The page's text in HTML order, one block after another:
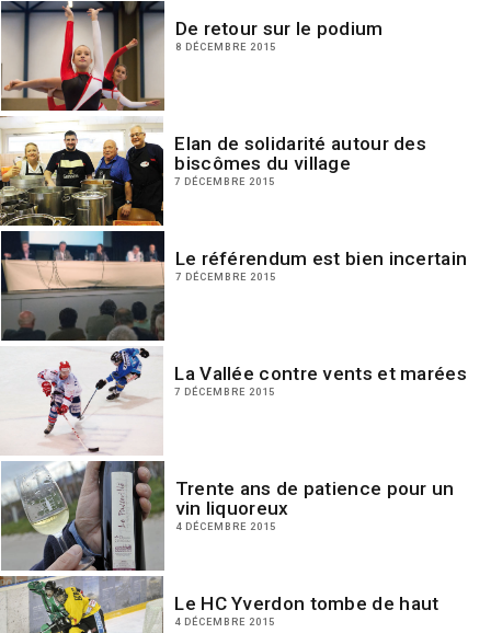
De retour sur le podium
8 DÉCEMBRE 2015
Elan de solidarité autour des
biscômes du village
7 DÉCEMBRE 2015
Le référendum est bien incertain
7 DÉCEMBRE 2015
La Vallée contre vents et marées
7 DÉCEMBRE 2015
Trente ans de patience pour un
vin liquoreux
4 DÉCEMBRE 2015
Le HC Yverdon tombe de haut
4 DÉCEMBRE 2015